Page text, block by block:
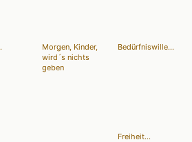
Morgen, Kinder,
wird´s nichts
geben
Bedürfniswille...
Freiheit...